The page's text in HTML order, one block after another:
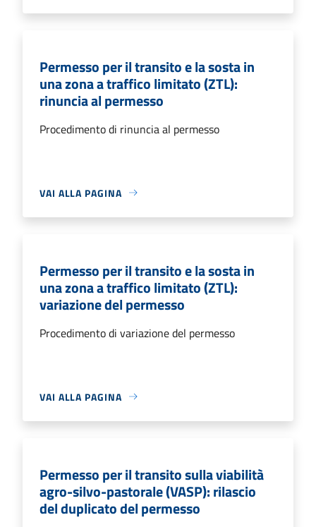
Permesso per il transito e la sosta in
una zona a traffico limitato (ZTL):
rinuncia al permesso
Procedimento di rinuncia al permesso
VAI ALLA PAGINA
Permesso per il transito e la sosta in
una zona a traffico limitato (ZTL):
variazione del permesso
Procedimento di variazione del permesso
VAI ALLA PAGINA
Permesso per il transito sulla viabilità
agro-silvo-pastorale (VASP): rilascio
del duplicato del permesso